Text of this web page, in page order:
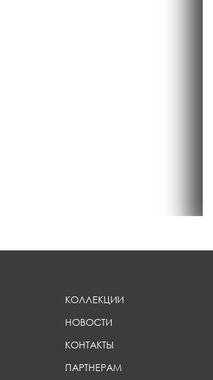
КОЛЛЕКЦИИ
НОВОСТИ
КОНТАКТЫ
ПАРТНЕРАМ